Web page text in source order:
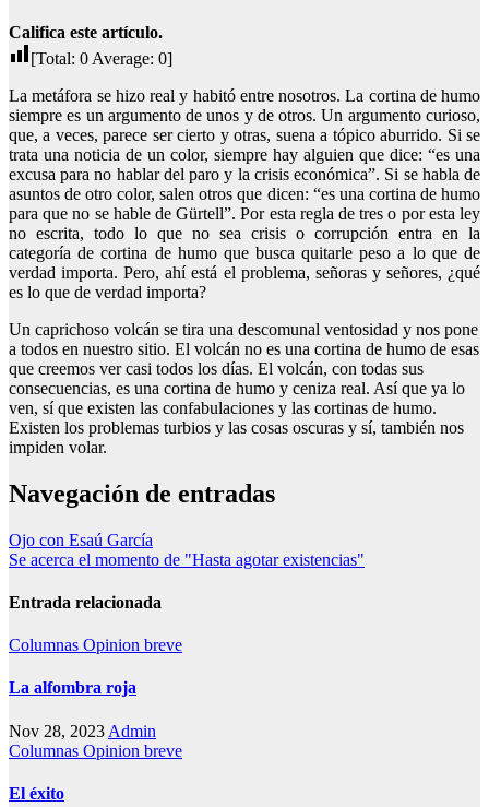
Califica este artículo.
[Total: 0 Average: 0]
La metáfora se hizo real y habitó entre nosotros. La cortina de humo
siempre es un argumento de unos y de otros. Un argumento curioso,
que, a veces, parece ser cierto y otras, suena a tópico aburrido. Si se
trata una noticia de un color, siempre hay alguien que dice: “es una
excusa para no hablar del paro y la crisis económica”. Si se habla de
asuntos de otro color, salen otros que dicen: “es una cortina de humo
para que no se hable de Gürtell”. Por esta regla de tres o por esta ley
no escrita, todo lo que no sea crisis o corrupción entra en la
categoría de cortina de humo que busca quitarle peso a lo que de
verdad importa. Pero, ahí está el problema, señoras y señores, ¿qué
es lo que de verdad importa?
Un caprichoso volcán se tira una descomunal ventosidad y nos pone
a todos en nuestro sitio. El volcán no es una cortina de humo de esas
que creemos ver casi todos los días. El volcán, con todas sus
consecuencias, es una cortina de humo y ceniza real. Así que ya lo
ven, sí que existen las confabulaciones y las cortinas de humo.
Existen los problemas turbios y las cosas oscuras y sí, también nos
impiden volar.
Navegación de entradas
Ojo con Esaú García
Se acerca el momento de "Hasta agotar existencias"
Entrada relacionada
Columnas Opinion breve
La alfombra roja
Nov 28, 2023 Admin
Columnas Opinion breve
El éxito